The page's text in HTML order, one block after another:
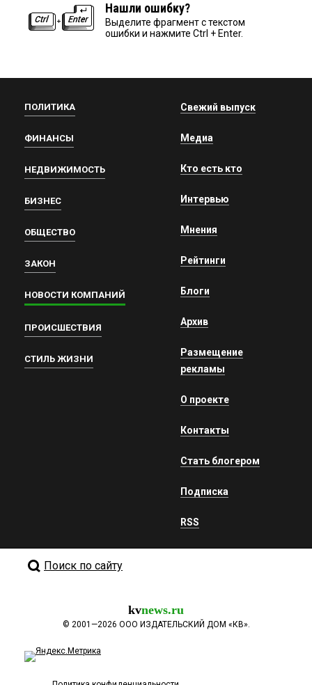
Нашли ошибку?
Выделите фрагмент с текстом
ошибки и нажмите Ctrl + Enter.
ПОЛИТИКА
ФИНАНСЫ
НЕДВИЖИМОСТЬ
БИЗНЕС
ОБЩЕСТВО
ЗАКОН
НОВОСТИ КОМПАНИЙ
ПРОИСШЕСТВИЯ
СТИЛЬ ЖИЗНИ
Свежий выпуск
Медиа
Кто есть кто
Интервью
Мнения
Рейтинги
Блоги
Архив
Размещение
рекламы
О проекте
Контакты
Стать блогером
Подписка
RSS
Поиск по сайту
kvnews.ru
© 2001—2026 ООО ИЗДАТЕЛЬСКИЙ ДОМ «КВ».